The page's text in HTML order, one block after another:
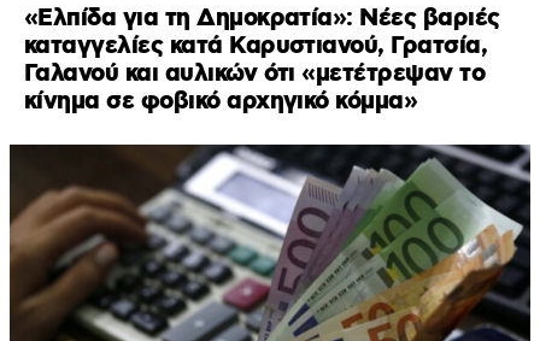
«Ελπίδα για τη Δημοκρατία»: Νέες βαριές
καταγγελίες κατά Καρυστιανού, Γρατσία,
Γαλανού και αυλικών ότι «μετέτρεψαν το
κίνημα σε φοβικό αρχηγικό κόμμα»